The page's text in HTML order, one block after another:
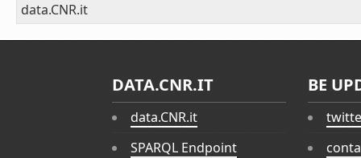
data.CNR.it
DATA.CNR.IT
data.CNR.it
SPARQL Endpoint
BE